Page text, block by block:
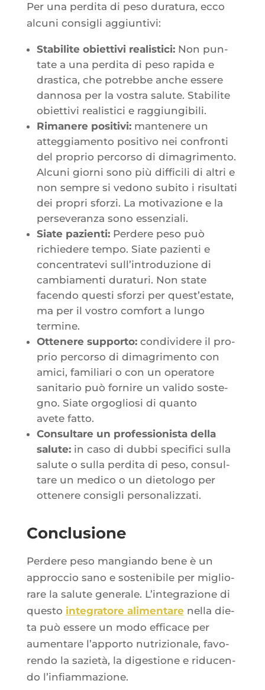
Per una per­di­ta di peso dura­tu­ra, ecco
alcu­ni consi­gli aggiuntivi:
Sta­bi­lite obiet­ti­vi rea­lis­ti­ci: Non pun­
tate a una per­di­ta di peso rapi­da e
dras­ti­ca, che potrebbe anche essere
dan­no­sa per la vos­tra salute. Sta­bi­lite
obiet­ti­vi rea­lis­ti­ci e raggiungibili.
Rima­nere posi­ti­vi: man­te­nere un
atteg­gia­men­to posi­ti­vo nei confron­ti
del pro­prio per­cor­so di dima­gri­men­to.
Alcu­ni gior­ni sono più dif­fi­ci­li di altri e
non sempre si vedo­no subi­to i risul­ta­ti
dei pro­pri sfor­zi. La moti­va­zione e la
per­se­ve­ran­za sono essenziali.
Siate pazien­ti:Per­dere peso può
richie­dere tem­po. Siate pazien­ti e
concen­tra­te­vi sull’in­tro­du­zione di
cam­bia­men­ti dura­tu­ri. Non state
facen­do ques­ti sfor­zi per quest’es­tate,
ma per il vos­tro com­fort a lun­go
termine.
Otte­nere sup­por­to:condi­vi­dere il pro­
prio per­cor­so di dima­gri­men­to con
ami­ci, fami­lia­ri o con un ope­ra­tore
sani­ta­rio può for­nire un vali­do sos­te­
gno. Siate orgo­glio­si di quan­to
avete fatto.
Consul­tare un pro­fes­sio­nis­ta del­la
salute:in caso di dub­bi spe­ci­fi­ci sul­la
salute o sul­la per­di­ta di peso, consul­
tare un medi­co o un die­to­lo­go per
otte­nere consi­gli personalizzati.
Conclusione
Per­dere peso man­gian­do bene è un
approc­cio sano e sos­te­ni­bile per miglio­
rare la salute gene­rale. L’in­te­gra­zione di
ques­to inte­gra­tore ali­men­tarenel­la die­
ta può essere un modo effi­cace per
aumen­tare l’ap­por­to nutri­zio­nale, favo­
ren­do la sazie­tà, la diges­tione e ridu­cen­
do l’infiammazione.